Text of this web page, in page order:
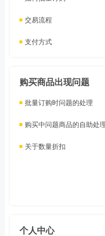
交易流程
支付方式
购买商品出现问题
批量订购时问题的处理
购买中问题商品的自助处
关于数量折扣
个人中心